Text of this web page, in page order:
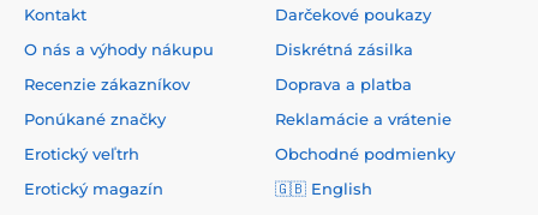
Kontakt
O nás a výhody nákupu
Recenzie zákazníkov
Ponúkané značky
Erotický veľtrh
Erotický magazín
Darčekové poukazy
Diskrétná zásilka
Doprava a platba
Reklamácie a vrátenie
Obchodné podmienky
🇬🇧 English